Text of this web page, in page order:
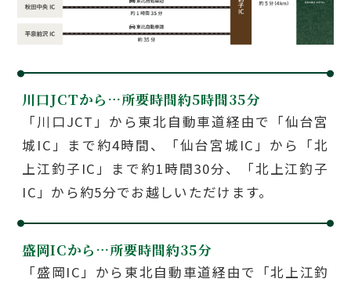
川口JCTから…所要時間約5時間35分
「川口JCT」から東北自動車道経由で「仙台宮
城IC」まで約4時間、「仙台宮城IC」から「北
上江釣子IC」まで約1時間30分、「北上江釣子
IC」から約5分でお越しいただけます。
盛岡ICから…所要時間約35分
「盛岡IC」から東北自動車道経由で「北上江釣